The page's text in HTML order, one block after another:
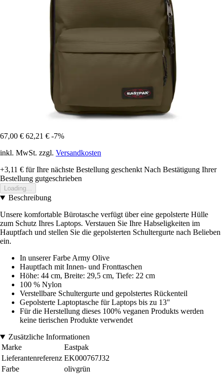
67,00 € 62,21 € -7%
inkl. MwSt. zzgl. Versandkosten
+3,11 € für Ihre nächste Bestellung geschenkt Nach Bestätigung Ihrer
Bestellung gutgeschrieben
Loading...
Beschreibung
Unsere komfortable Bürotasche verfügt über eine gepolsterte Hülle
zum Schutz Ihres Laptops. Verstauen Sie Ihre Habseligkeiten im
Hauptfach und stellen Sie die gepolsterten Schultergurte nach Belieben
ein.
In unserer Farbe Army Olive
Hauptfach mit Innen- und Fronttaschen
Höhe: 44 cm, Breite: 29,5 cm, Tiefe: 22 cm
100 % Nylon
Verstellbare Schultergurte und gepolstertes Rückenteil
Gepolsterte Laptoptasche für Laptops bis zu 13"
Für die Herstellung dieses 100% veganen Produkts werden
keine tierischen Produkte verwendet
Zusätzliche Informationen
Marke
Eastpak
Lieferantenreferenz EK000767J32
Farbe
olivgrün